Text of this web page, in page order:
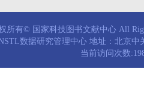
所有© 国家科技图书文献中心 All
数据研究管理中心 地址：北京中
当前访问次数